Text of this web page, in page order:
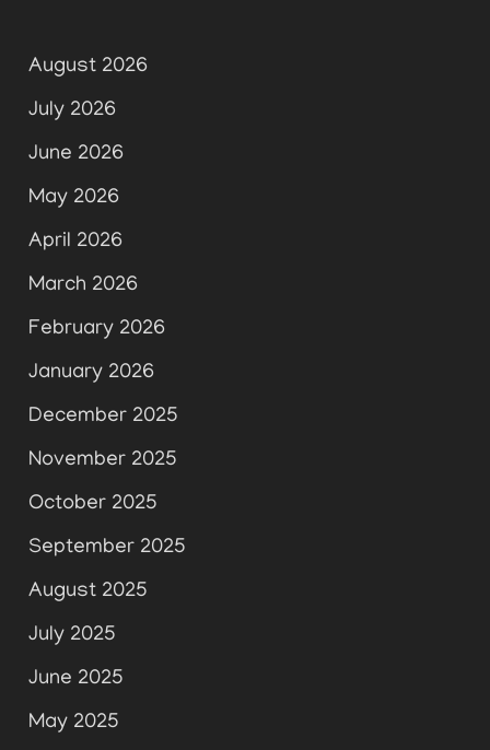
August 2026
July 2026
June 2026
May 2026
April 2026
March 2026
February 2026
January 2026
December 2025
November 2025
October 2025
September 2025
August 2025
July 2025
June 2025
May 2025